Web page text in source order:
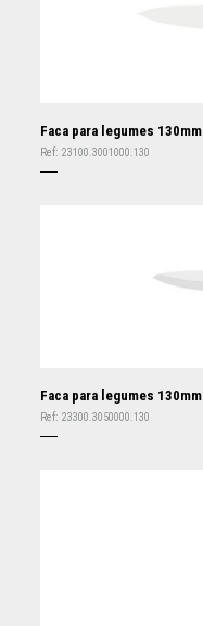
Faca para legumes 130mm
Ref: 23100.3001000.130
Faca para legumes 130mm
Ref: 23300.3050000.130